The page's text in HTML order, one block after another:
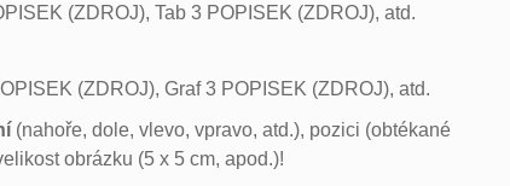
(ZDROJ), Tab 3 POPISEK (ZDROJ), atd.
(ZDROJ), Graf 3 POPISEK (ZDROJ), atd.
(nahoře, dole, vlevo, vpravo, atd.), pozici (obtékané
obrázku (5 x 5 cm, apod.)!